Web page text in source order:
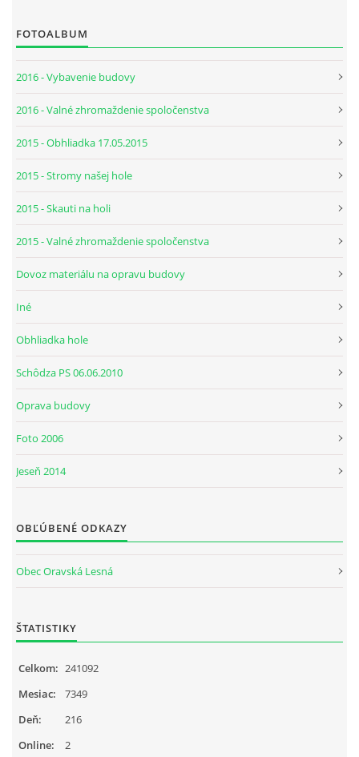
FOTOALBUM
2016 - Vybavenie budovy
2016 - Valné zhromaždenie spoločenstva
2015 - Obhliadka 17.05.2015
2015 - Stromy našej hole
2015 - Skauti na holi
2015 - Valné zhromaždenie spoločenstva
Dovoz materiálu na opravu budovy
Iné
Obhliadka hole
Schôdza PS 06.06.2010
Oprava budovy
Foto 2006
Jeseň 2014
OBĽÚBENÉ ODKAZY
Obec Oravská Lesná
ŠTATISTIKY
Online: 2
Celkom: 241092
Mesiac:
7349
Deň:
216